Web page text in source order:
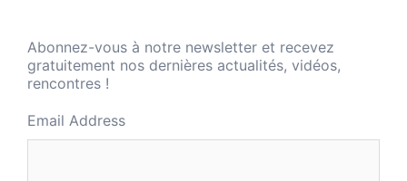
Abonnez-vous à notre newsletter et recevez
gratuitement nos dernières actualités, vidéos,
rencontres !
Email Address